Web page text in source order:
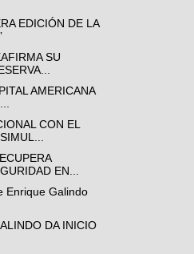
EDICIÓN DE LA
SU
AMERICANA
CON EL
EN...
Enrique Galindo
DA INICIO